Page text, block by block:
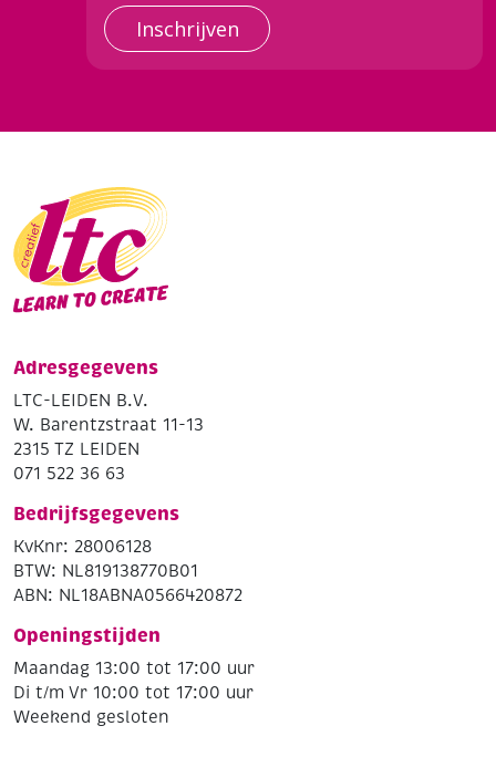
Inschrijven
Adresgegevens
LTC-LEIDEN B.V.
W. Barentzstraat 11-13
2315 TZ LEIDEN
071 522 36 63
Bedrijfsgegevens
KvKnr: 28006128
BTW: NL819138770B01
ABN: NL18ABNA0566420872
Openingstijden
Maandag 13:00 tot 17:00 uur
Di t/m Vr 10:00 tot 17:00 uur
Weekend gesloten